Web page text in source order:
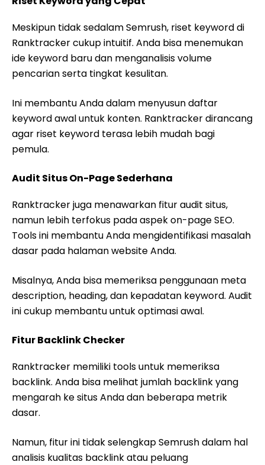
Meskipun tidak sedalam Semrush, riset keyword di
Ranktracker cukup intuitif. Anda bisa menemukan
ide keyword baru dan menganalisis volume
pencarian serta tingkat kesulitan.
Ini membantu Anda dalam menyusun daftar
keyword awal untuk konten. Ranktracker dirancang
agar riset keyword terasa lebih mudah bagi
pemula.
Audit Situs On-Page Sederhana
Ranktracker juga menawarkan fitur audit situs,
namun lebih terfokus pada aspek on-page SEO.
Tools ini membantu Anda mengidentifikasi masalah
dasar pada halaman website Anda.
Misalnya, Anda bisa memeriksa penggunaan meta
description, heading, dan kepadatan keyword. Audit
ini cukup membantu untuk optimasi awal.
Fitur Backlink Checker
Ranktracker memiliki tools untuk memeriksa
backlink. Anda bisa melihat jumlah backlink yang
mengarah ke situs Anda dan beberapa metrik
dasar.
Namun, fitur ini tidak selengkap Semrush dalam hal
analisis kualitas backlink atau peluang